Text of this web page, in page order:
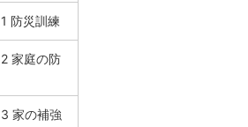
防災訓練
家庭の防
家の補強